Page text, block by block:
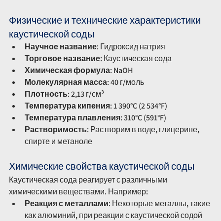
Физические и технические характеристики
каустической соды
Научное название: Гидроксид натрия
Торговое название: Каустическая сода
Химическая формула: NaOH
Молекулярная масса: 40 г/моль
Плотность: 2,13 г/см³
Температура кипения: 1 390°C (2 534°F)
Температура плавления: 310°C (591°F)
Растворимость: Растворим в воде, глицерине,
спирте и метаноле
Химические свойства каустической соды
Каустическая сода реагирует с различными
химическими веществами. Например:
Реакция с металлами: Некоторые металлы, такие
как алюминий, при реакции с каустической содой